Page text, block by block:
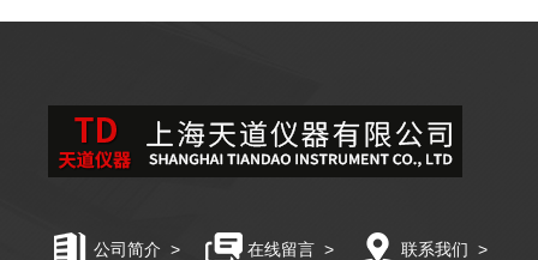
公司简介 > 在线留言 > 联系我们 >